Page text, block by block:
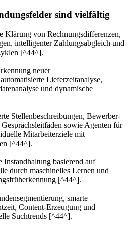
sind vielfältig
Klärung von Rechnungsdifferenzen,
intelligenter Zahlungsabgleich und
[^44^].
neuer
Lieferzeitanalyse,
und dynamische
Stellenbeschreibungen, Bewerber-
sowie Agenten für
Mitarbeiterziele mit
[^44^].
Instandhaltung basierend auf
durch maschinelles Lernen und
[^44^].
smarte
Content-Erzeugung und
Suchtrends [^44^].